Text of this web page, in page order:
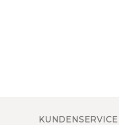
KUNDENSERVICE